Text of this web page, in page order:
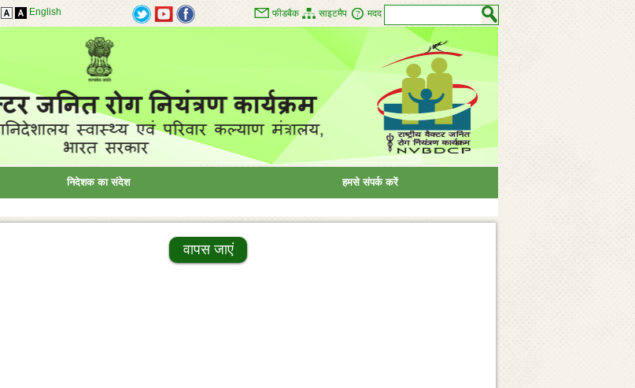
English फीडबैक साइटमैप मदद
निदेशक का संदेश हमसे संपर्क करें
वापस जाएं